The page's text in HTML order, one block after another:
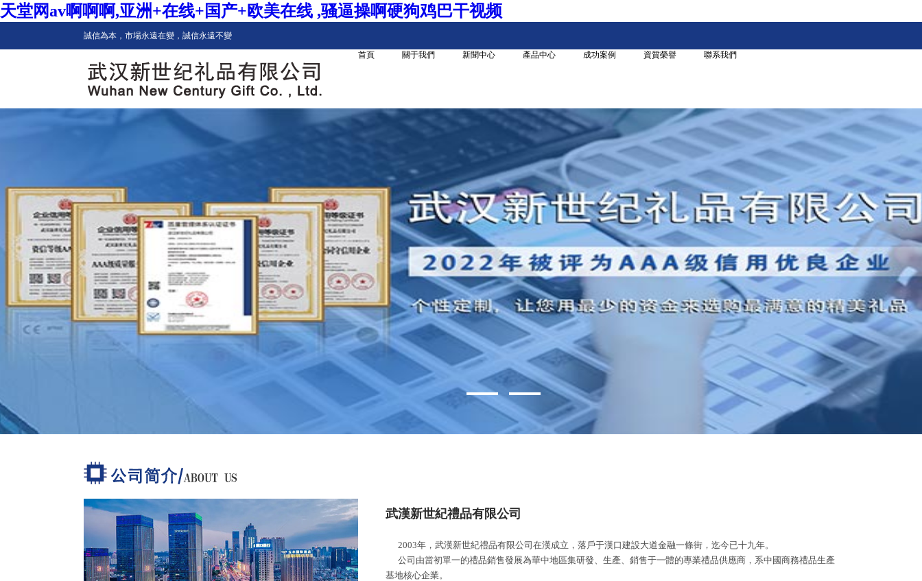
天堂网av啊啊啊,亚洲+在线+国产+欧美在线 ,骚逼操啊硬狗鸡巴干视频
誠信為本，市場永遠在變，誠信永遠不變
首頁
關于我們 新聞中心 產品中心 成功案例 資質榮譽 聯系我們
武漢新世紀禮品有限公司
2003年，武漢新世紀禮品有限公司在漢成立，落戶于漢口建設大道金融一條街，迄今已十九年。
公司由當初單一的禮品銷售發展為華中地區集研發、生產、銷售于一體的專業禮品供應商，系中國商務禮品生產
基地核心企業。